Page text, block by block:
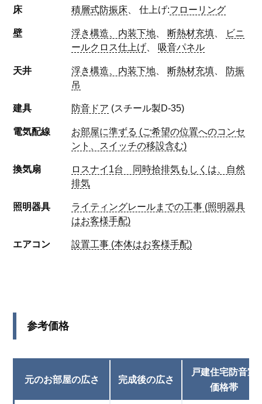
床 積層式防振床 、仕上げ:フローリング
壁 浮き構造、内装下地 断熱材充填
ビニ
ールクロス仕上げ
吸音パネル
天井 浮き構造、内装下地 断熱材充填
防振
吊
建具 防音ドア (スチール製D-35)
電気配線
お部屋に準ずる (ご希望の位置へのコンセ
ント、スイッチの移設含む)
換気扇
ロスナイ1台 同時拾排気もしくは、自然
排気
照明器具
ライティングレールまでの工事 (照明器具
はお客様手配)
エアコン 設置工事 (本体はお客様手配)
参考価格
元のお部屋の広さ 完成後の広さ
戸建住宅防音室
価格帯